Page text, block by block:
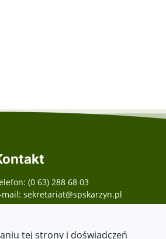
(0 63) 288 68 03
mail: sekretariat@spskarzyn.pl
tej strony i doświadczeń